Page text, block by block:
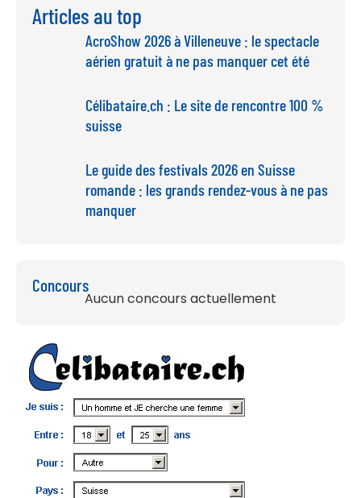
Articles au top
AcroShow 2026 à Villeneuve : le spectacle
aérien gratuit à ne pas manquer cet été
Célibataire.ch : Le site de rencontre 100 %
suisse
Le guide des festivals 2026 en Suisse
romande : les grands rendez-vous à ne pas
manquer
Concours
Aucun concours actuellement